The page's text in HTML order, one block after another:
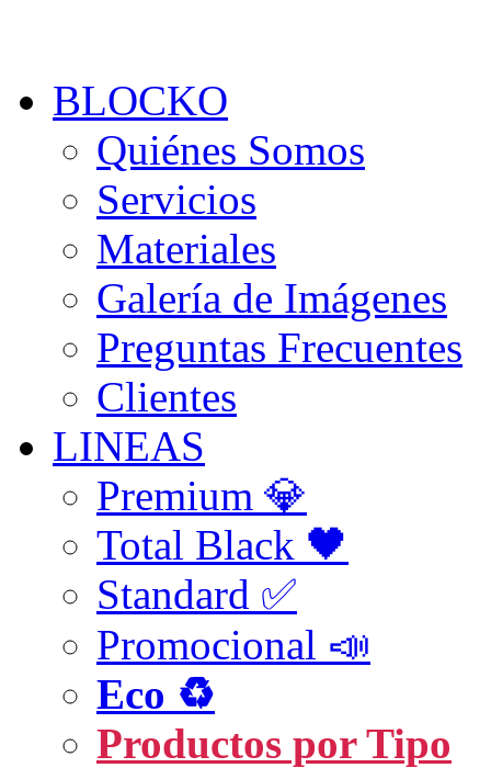
BLOCKO
Quiénes Somos
Servicios
Materiales
Galería de Imágenes
Preguntas Frecuentes
Clientes
LINEAS
Premium 💎
Total Black 🖤
Standard ✅
Promocional 📣
Eco ♻️
Productos por Tipo